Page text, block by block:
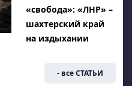
«свобода»: «ЛНР» –
шахтерский край
на издыхании
- все СТАТЬИ